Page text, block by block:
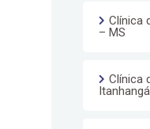
Clínica
– MS
Clínica